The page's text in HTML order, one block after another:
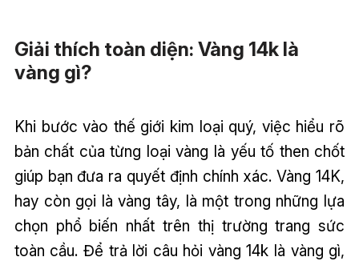
Giải thích toàn diện: Vàng 14k là
vàng gì?
Khi bước vào thế giới kim loại quý, việc hiểu rõ
bản chất của từng loại vàng là yếu tố then chốt
giúp bạn đưa ra quyết định chính xác. Vàng 14K,
hay còn gọi là vàng tây, là một trong những lựa
chọn phổ biến nhất trên thị trường trang sức
toàn cầu. Để trả lời câu hỏi vàng 14k là vàng gì,